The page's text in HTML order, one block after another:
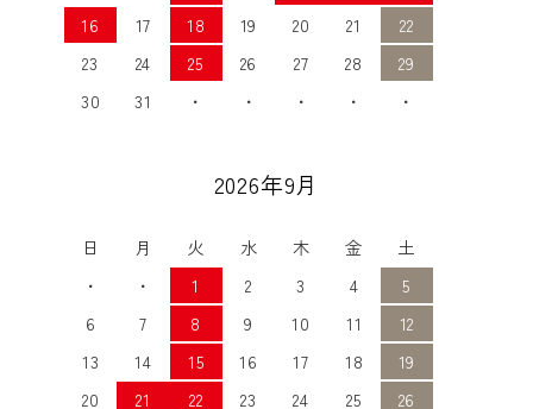
16
17 18 19 20 21
22
23
24 25 26 27 28
29
30
31 ・ ・ ・ ・ ・
2026年9月
日 月 火 水 木 金
土
・
・ 1 2 3 4
5
6
7 8 9 10 11
12
13
14 15 16 17 18
19
20
21 22 23 24 25
26